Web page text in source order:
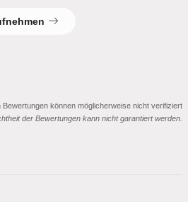
können möglicherweise nicht verifiziert
der Bewertungen kann nicht garantiert werden.